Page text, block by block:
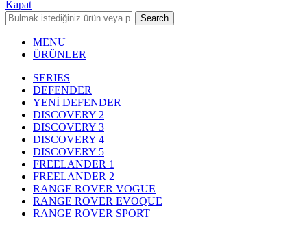
Kapat
Search
MENU
ÜRÜNLER
SERIES
DEFENDER
YENİ DEFENDER
DISCOVERY 2
DISCOVERY 3
DISCOVERY 4
DISCOVERY 5
FREELANDER 1
FREELANDER 2
RANGE ROVER VOGUE
RANGE ROVER EVOQUE
RANGE ROVER SPORT